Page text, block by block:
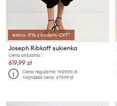
extra -5% z kodem: OFF*
Joseph Ribkoff sukienka
Cena aktualna:
619,99 zł
Cena regularna:1429,90 zł
Najniższa cena:679,99 zł